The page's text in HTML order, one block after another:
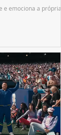
e emociona a própria